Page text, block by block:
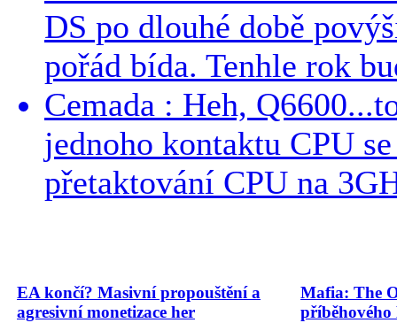
DS po dlouhé době
pořád bída. Tenhle rok
Cemada : Heh,
jednoho kontaktu CPU
přetaktování CPU na
EA končí? Masivní propouštění a
agresivní monetizace her
Mafia: The